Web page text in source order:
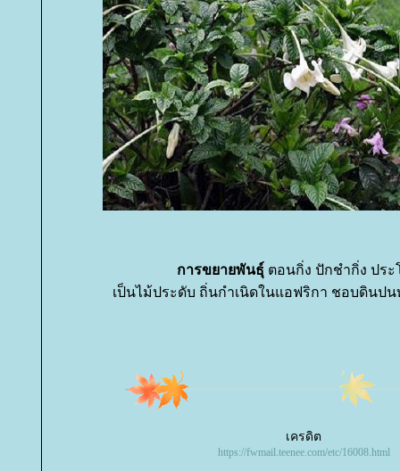
การขยายพันธุ์ ตอนกิ่ง ปักชำกิ่ง ประ
เป็นไม้ประดับ ถิ่นกำเนิดในแอฟริกา ชอบดินป
เครดิต
https://fwmail.teenee.com/etc/16008.html